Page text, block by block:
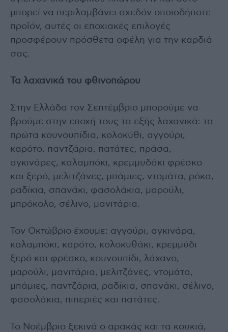
μπορεί να περιλαμβάνει σχεδόν οποιοδήποτε
προϊόν, αυτές οι εποχιακές επιλογές
προσφέρουν πρόσθετα οφέλη για την καρδιά
σας.
Τα λαχανικά του φθινοπώρου
Στην Ελλάδα τον Σεπτέμβριο μπορούμε να
βρούμε στην εποχή τους τα εξής λαχανικά: τα
πρώτα κουνουπίδια, κολοκύθι, αγγούρι,
καρότο, παντζάρια, πατάτες, πράσα,
αγκινάρες, καλαμπόκι, κρεμμυδάκι φρέσκο
και ξερό, μελιτζάνες, μπάμιες, ντομάτα, ρόκα,
ραδίκια, σπανάκι, φασολάκια, μαρούλι,
μπρόκολο, σέλινο, μανιτάρια.
Τον Οκτώβριο έχουμε: αγγούρι, αγκινάρα,
καλαμπόκι, καρότο, κολοκυθάκι, κρεμμύδι
ξερό και φρέσκο, κουνουπίδι, λάχανο,
μαρούλι, μανιτάρια, μελιτζάνες, ντομάτα,
μπάμιες, παντζάρια, ραδίκια, σπανάκι, σέλινο,
φασολάκια, πιπεριές και πατάτες.
Το Νοέμβριο ξεκινά ο αρακάς και τα κουκιά,